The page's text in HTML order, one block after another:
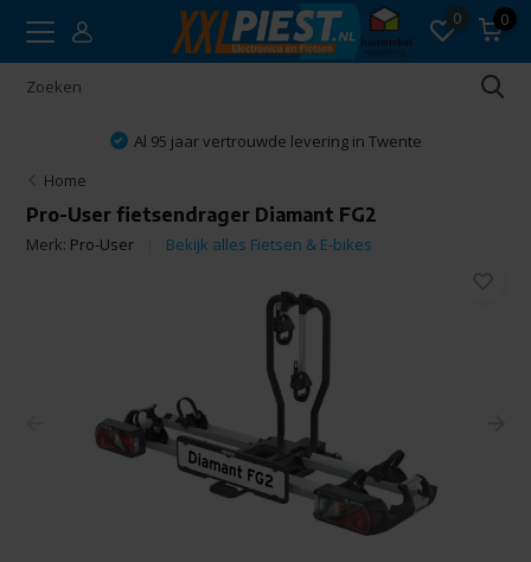
0 0
Al 95 jaar vertrouwde levering in Twente
Home
Pro-User fietsendrager Diamant FG2
Merk: Pro-User Bekijk alles Fietsen & E-bikes